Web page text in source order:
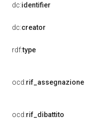
dc:identifier
dc:creator
rdf:type
ocd:rif_assegnazione
ocd:rif_dibattito